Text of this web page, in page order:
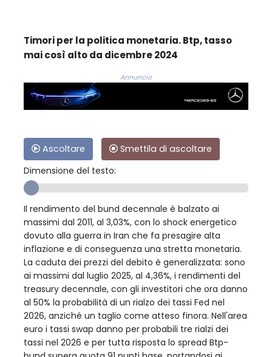
Timori per la politica monetaria. Btp, tasso
mai così alto da dicembre 2024
Annuncio
Ascoltare
Smettila di ascoltare
Dimensione del testo:
Il rendimento del bund decennale è balzato ai
massimi dal 2011, al 3,03%, con lo shock energetico
dovuto alla guerra in Iran che fa presagire alta
inflazione e di conseguenza una stretta monetaria.
La caduta dei prezzi del debito è generalizzata: sono
ai massimi dal luglio 2025, al 4,36%, i rendimenti del
treasury decennale, con gli investitori che ora danno
al 50% la probabilità di un rialzo dei tassi Fed nel
2026, anziché un taglio come atteso finora. Nell'area
euro i tassi swap danno per probabili tre rialzi dei
tassi nel 2026 e per tutta risposta lo spread Btp-